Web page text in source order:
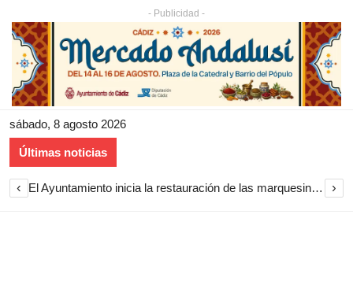
- Publicidad -
sábado, 8 agosto 2026
Últimas noticias
‹ El Ayuntamiento inicia la restauración de las marquesinas de Plaza Esteve para volver a instalarlas en el centro de Jerez ›